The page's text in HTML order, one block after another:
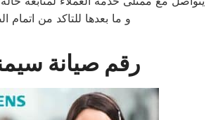
و ما بعدها للتاكد من اتمام
رقم صيانة